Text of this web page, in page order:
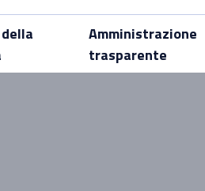
Amministrazione
trasparente